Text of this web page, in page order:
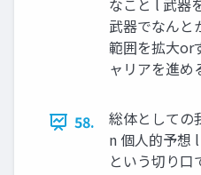
なこと l 武器
武器でなんと
範囲を拡大or
ャリアを進め
58.
総体としての
n 個人的予想
という切り口